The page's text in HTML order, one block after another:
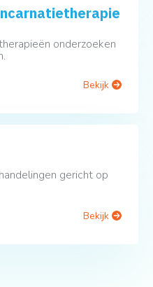
onderzoeken
Bekijk
gericht op
Bekijk